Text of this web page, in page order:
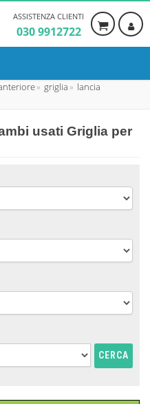
ASSISTENZA CLIENTI
030 9912722
griglia
lancia
usati Griglia per
CERCA